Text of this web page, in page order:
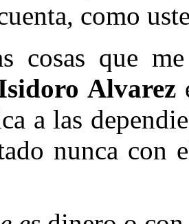
como
cosas que
Alvarez
a las
nunca con